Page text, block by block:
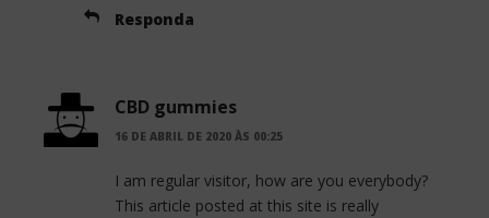
Responda
CBD gummies
16 DE ABRIL DE 2020 ÀS 00:25
I am regular visitor, how are you everybody?
This article posted at this site is really